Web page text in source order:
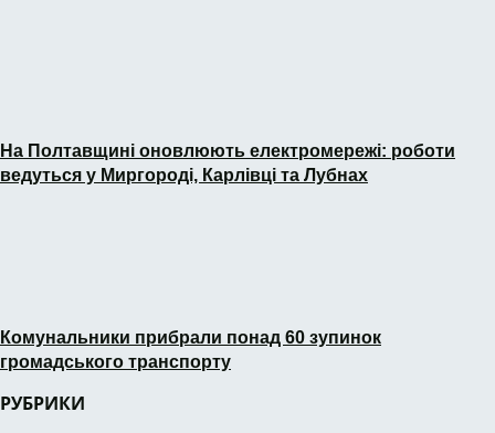
На Полтавщині оновлюють електромережі: роботи
ведуться у Миргороді, Карлівці та Лубнах
Комунальники прибрали понад 60 зупинок
громадського транспорту
РУБРИКИ